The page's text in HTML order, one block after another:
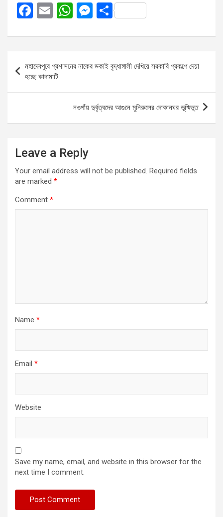
F
ce
o
o
E
ail
W
at
A
p
p
M
se
g
er
S
ar
navigation
মহাদেবপুরে প্রশাসনের নাকের ডকাই বৃদ্ধাঙ্গালী দেখিয়ে সরকারি প্রকল্পে দেয়া
হচ্ছে কাদামাটি
নওগাঁয় দুর্বৃত্বদের আগুনে মুনিরুলের দোকানঘর ভূষ্মিভূত
Leave a Reply
Your email address will not be published. Required fields
are marked *
Comment *
Name *
Email *
Website
Save my name, email, and website in this browser for the
next time I comment.